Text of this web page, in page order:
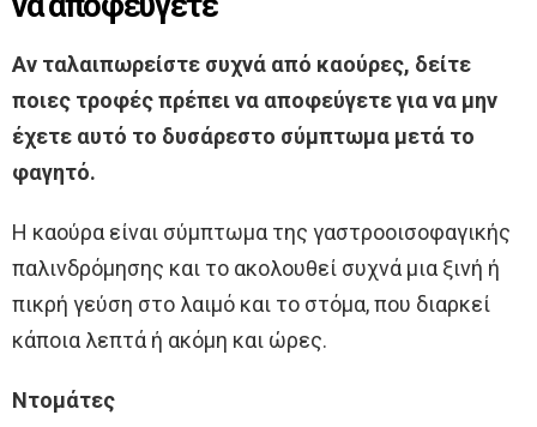
Αν ταλαιπωρείστε συχνά από καούρες, δείτε
ποιες τροφές πρέπει να αποφεύγετε για να μην
έχετε αυτό το δυσάρεστο σύμπτωμα μετά το
φαγητό.
Η καούρα είναι σύμπτωμα της γαστροοισοφαγικής
παλινδρόμησης και το ακολουθεί συχνά μια ξινή ή
πικρή γεύση στο λαιμό και το στόμα, που διαρκεί
κάποια λεπτά ή ακόμη και ώρες.
Ντομάτες